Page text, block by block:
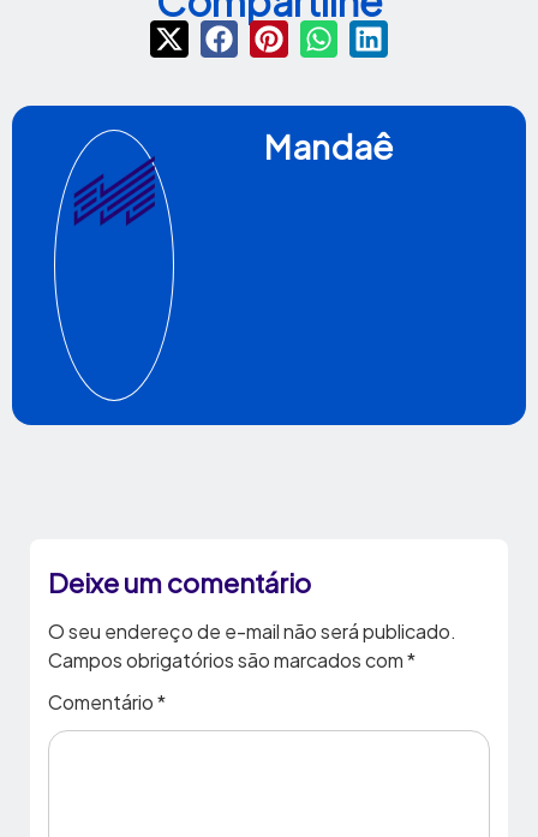
Mandaê
Deixe um comentário
O seu endereço de e-mail não será publicado.
Campos obrigatórios são marcados com*
Comentário*